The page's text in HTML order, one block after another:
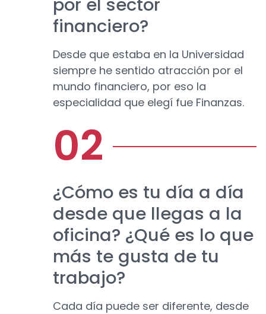
por el sector
financiero?
Desde que estaba en la Universidad
siempre he sentido atracción por el
mundo financiero, por eso la
especialidad que elegí fue Finanzas.
¿Cómo es tu día a día
desde que llegas a la
oficina? ¿Qué es lo que
más te gusta de tu
trabajo?
Cada día puede ser diferente, desde